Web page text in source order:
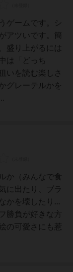
ゲームです。シ
アツいです。簡
盛り上がるには
は「どっち
いを読む楽しさ
グレーテルかを
か（みんなで食
に出たり、ブラ
かを壊したり...
勝負が好きな方
の可愛さにも惹